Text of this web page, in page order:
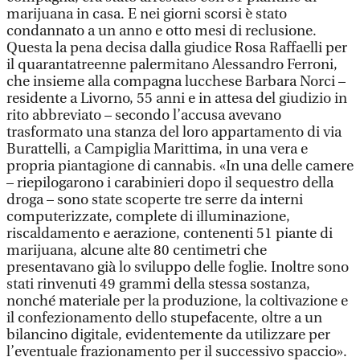
marijuana in casa. E nei giorni scorsi è stato
condannato a un anno e otto mesi di reclusione.
Questa la pena decisa dalla giudice Rosa Raffaelli per
il quarantatreenne palermitano Alessandro Ferroni,
che insieme alla compagna lucchese Barbara Norci –
residente a Livorno, 55 anni e in attesa del giudizio in
rito abbreviato – secondo l’accusa avevano
trasformato una stanza del loro appartamento di via
Burattelli, a Campiglia Marittima, in una vera e
propria piantagione di cannabis. «In una delle camere
– riepilogarono i carabinieri dopo il sequestro della
droga – sono state scoperte tre serre da interni
computerizzate, complete di illuminazione,
riscaldamento e aerazione, contenenti 51 piante di
marijuana, alcune alte 80 centimetri che
presentavano già lo sviluppo delle foglie. Inoltre sono
stati rinvenuti 49 grammi della stessa sostanza,
nonché materiale per la produzione, la coltivazione e
il confezionamento dello stupefacente, oltre a un
bilancino digitale, evidentemente da utilizzare per
l’eventuale frazionamento per il successivo spaccio».